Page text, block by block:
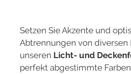
Setzen Sie Akzente und
Abtrennungen von diversen
unseren Licht- und
perfekt abgestimmte